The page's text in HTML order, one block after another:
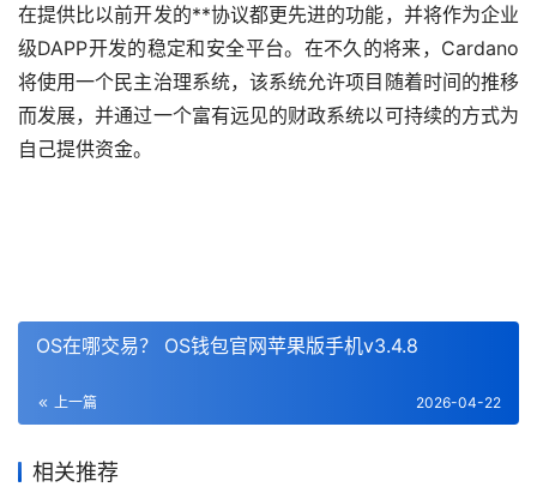
在提供比以前开发的**协议都更先进的功能，并将作为企业
级DAPP开发的稳定和安全平台。在不久的将来，Cardano
将使用一个民主治理系统，该系统允许项目随着时间的推移
而发展，并通过一个富有远见的财政系统以可持续的方式为
自己提供资金。
OS在哪交易？ OS钱包官网苹果版手机v3.4.8
上一篇 2026-04-22
相关推荐